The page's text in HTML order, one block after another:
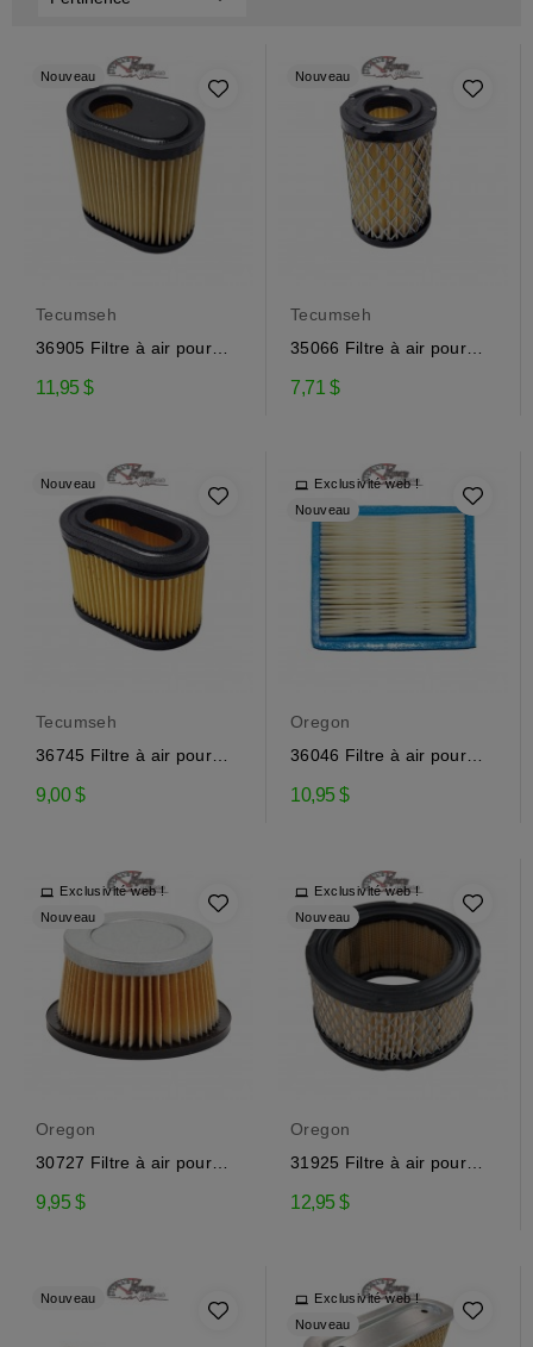
Nouveau
Tecumseh
36905 Filtre à air pour
11,95 $
Nouveau
Tecumseh
35066 Filtre à air pour
7,71 $
Nouveau
Tecumseh
36745 Filtre à air pour
9,00 $
Exclusivité web !
Nouveau
Oregon
36046 Filtre à air pour
10,95 $
Exclusivité web !
Nouveau
Oregon
30727 Filtre à air pour
9,95 $
Exclusivité web !
Nouveau
Oregon
31925 Filtre à air pour
12,95 $
Nouveau
Exclusivité web !
Nouveau